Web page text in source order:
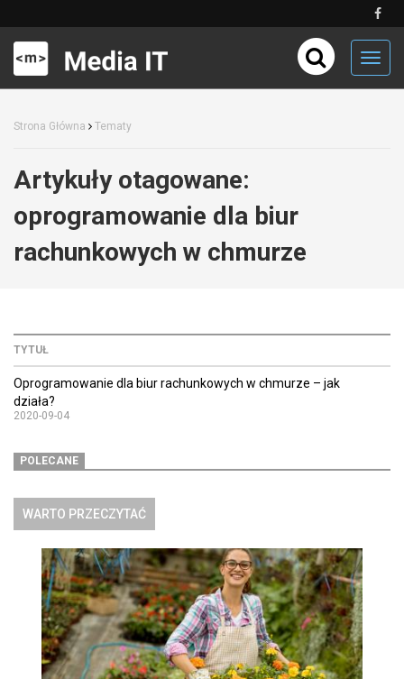
Strona Główna Tematy
Artykuły otagowane:
oprogramowanie dla biur
rachunkowych w chmurze
TYTUŁ
Oprogramowanie dla biur rachunkowych w chmurze – jak
działa?
2020-09-04
POLECANE
WARTO PRZECZYTAĆ